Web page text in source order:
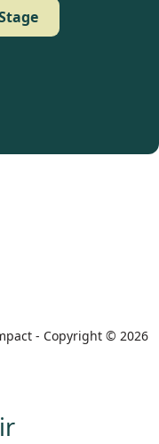
- Copyright © 2026